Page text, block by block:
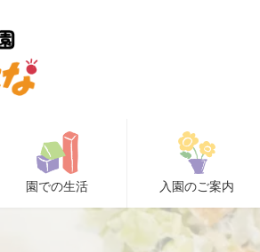
園での生活 入園のご案内